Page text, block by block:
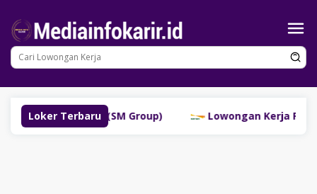
konten
Loker Terbaru
(SM Group) Lowongan Kerja PT Bank